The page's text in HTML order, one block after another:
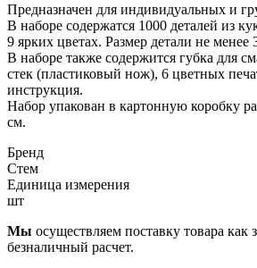
Предназначен для индивидуальных и
В наборе содержатся 1000 деталей из
9 ярких цветах. Размер детали не менее
В наборе также содержится губка для
стек (пластиковый нож), 6 цветных
инструкция.
Набор упакован в картонную коробку
см.
Бренд
Стем
Единица измерения
шт
Мы осуществляем поставку товара как
безналичный расчет.